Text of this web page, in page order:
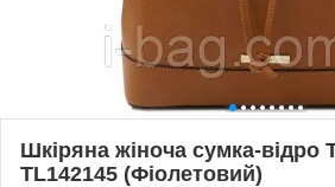
Шкіряна жіноча сумка-відро
TL142145 (Фіолетовий)